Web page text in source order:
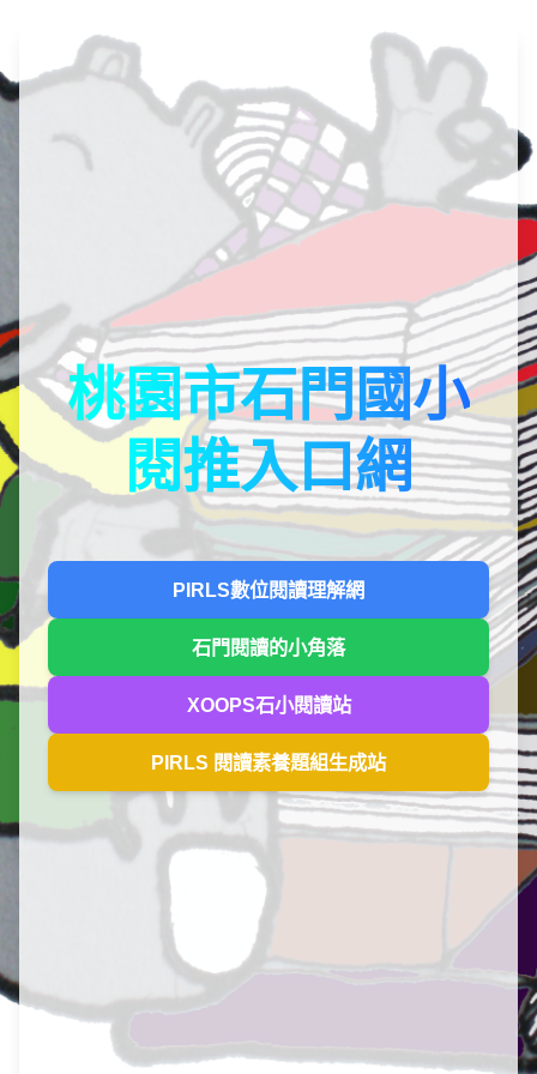
桃園市石門國小
閱推入口網
PIRLS數位閱讀理解網
石門閱讀的小角落
XOOPS石小閱讀站
PIRLS 閱讀素養題組生成站